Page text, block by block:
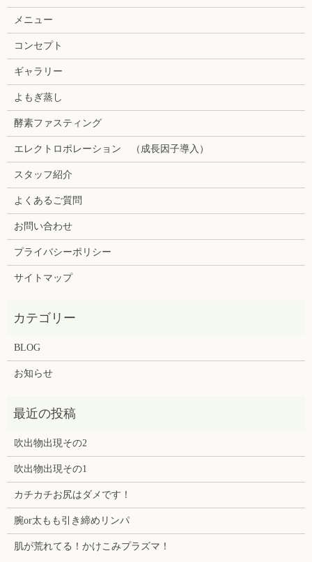
メニュー
コンセプト
ギャラリー
よもぎ蒸し
酵素ファスティング
エレクトロポレーション （成長因子導入）
スタッフ紹介
よくあるご質問
お問い合わせ
プライバシーポリシー
サイトマップ
BLOG
お知らせ
吹出物出現その2
吹出物出現その1
カチカチお尻はダメです！
腕or太もも引き締めリンパ
肌が荒れてる！かけこみプラズマ！